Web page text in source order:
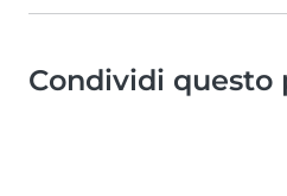
Condividi questo